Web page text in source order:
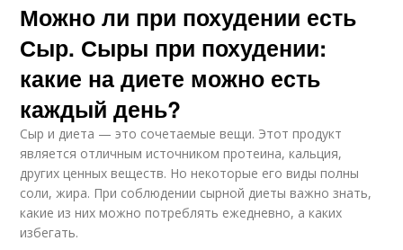
Можно ли при похудении есть
Сыр. Сыры при похудении:
какие на диете можно есть
каждый день?
Сыр и диета — это сочетаемые вещи. Этот продукт
является отличным источником протеина, кальция,
других ценных веществ. Но некоторые его виды полны
соли, жира. При соблюдении сырной диеты важно знать,
какие из них можно потреблять ежедневно, а каких
избегать.